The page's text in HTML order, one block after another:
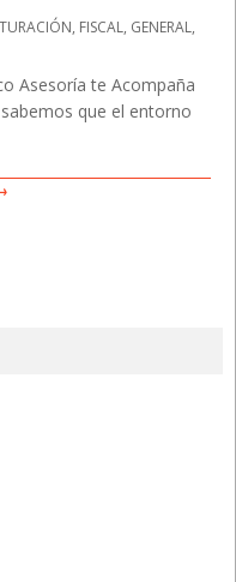
, FISCAL, GENERAL,
Asesoría te Acompaña
que el entorno